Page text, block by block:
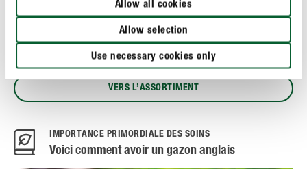
Allow all cookies
Allow selection
Use necessary cookies only
souci, notre assortiment de haute qualité COMPO
est composé de mélanges de semences
spécifiquement adaptés aux différents types de sites!
VERS L’ASSORTIMENT
IMPORTANCE PRIMORDIALE DES SOINS
Voici comment avoir un gazon anglais